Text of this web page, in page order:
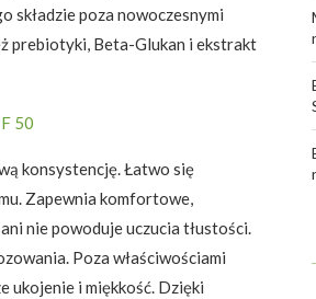
składzie poza nowoczesnymi
prebiotyki, Beta-Glukan i ekstrakt
konsystencję. Łatwo się
Zapewnia komfortowe,
nie powoduje uczucia tłustości.
Poza właściwościami
ukojenie i miękkość. Dzięki